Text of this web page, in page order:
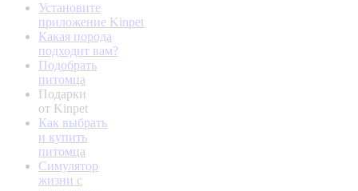
Установите
приложение Kinpet
Какая порода
подходит вам?
Подобрать
питомца
Подарки
от Kinpet
Как выбрать
и купить
питомца
Симулятор
жизни с